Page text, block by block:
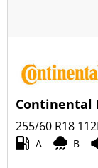
Continental
255/60 R18 112
A B